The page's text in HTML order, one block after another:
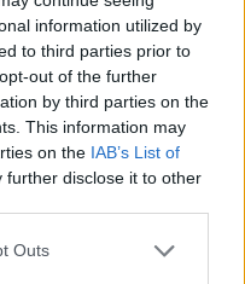
information utilized by
to third parties prior to
out of the further
by third parties on the
This information may
on the IAB’s List of
further disclose it to other
Outs
relação
a vida real e pronto para
aqueles que procuram
Zellmer, CEO da